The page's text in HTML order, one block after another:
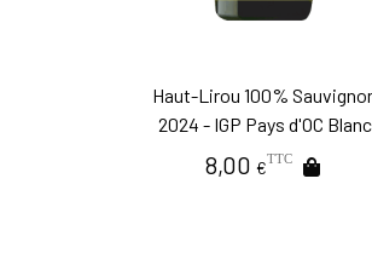
Haut-Lirou Classic Rosé
2025 - AOP Pic Saint Loup
11,00€ TTC